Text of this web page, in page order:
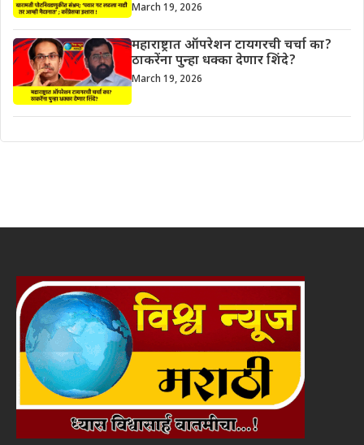
March 19, 2026
महाराष्ट्रात ऑपरेशन टायगरची चर्चा का?
ठाकरेंना पुन्हा धक्का देणार शिंदे?
March 19, 2026